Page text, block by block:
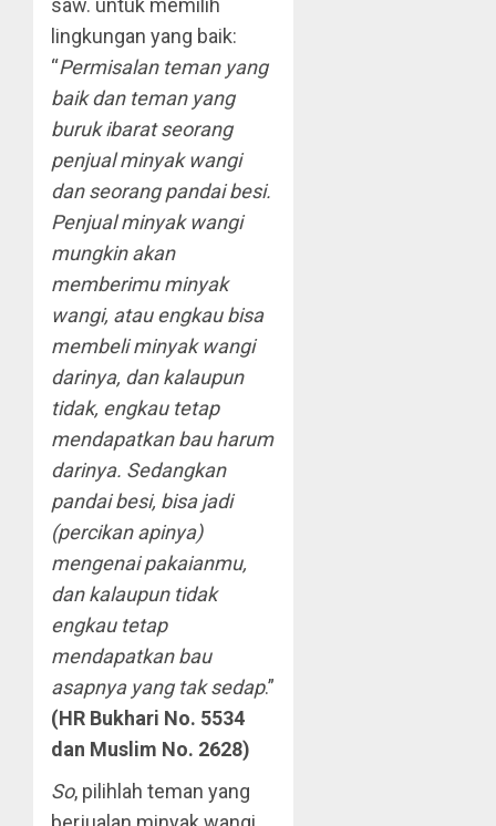
saw. untuk memilih
lingkungan yang baik:
“Permisalan teman yang
baik dan teman yang
buruk ibarat seorang
penjual minyak wangi
dan seorang pandai besi.
Penjual minyak wangi
mungkin akan
memberimu minyak
wangi, atau engkau bisa
membeli minyak wangi
darinya, dan kalaupun
tidak, engkau tetap
mendapatkan bau harum
darinya. Sedangkan
pandai besi, bisa jadi
(percikan apinya)
mengenai pakaianmu,
dan kalaupun tidak
engkau tetap
mendapatkan bau
asapnya yang tak sedap.”
(HR Bukhari No. 5534
dan Muslim No. 2628)
So, pilihlah teman yang